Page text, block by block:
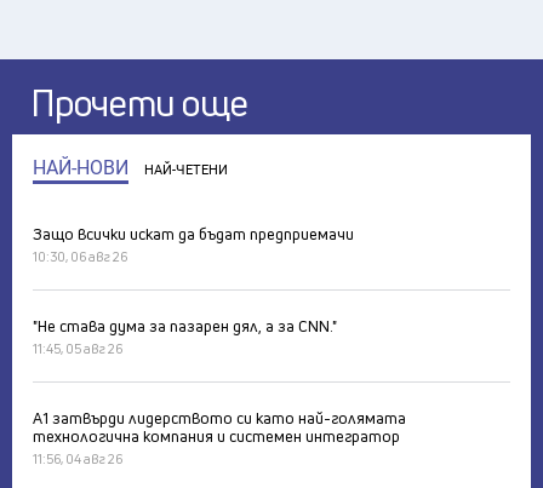
Прочети още
НАЙ-НОВИ НАЙ-ЧЕТЕНИ
Защо всички искат да бъдат предприемачи
10:30, 06 авг 26
"Не става дума за пазарен дял, а за CNN."
11:45, 05 авг 26
А1 затвърди лидерството си като най-голямата
технологична компания и системен интегратор
11:56, 04 авг 26